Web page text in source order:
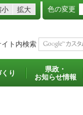
小 拡大 色の変更
イト内検索
り
県政・
お知らせ情報